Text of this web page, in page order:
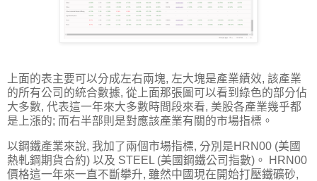
上面的表主要可以分成左右兩塊, 左大塊是產業績效, 該產業
的所有公司的統合數據, 從上面那張圖可以看到綠色的部分佔
大多數, 代表這一年來大多數時間段來看, 美股各產業幾乎都
是上漲的; 而右半部則是對應該產業有關的市場指標。
以鋼鐵產業來說, 我加了兩個市場指標, 分別是HRN00 (美國
熱軋鋼期貨合約) 以及 STEEL (美國鋼鐵公司指數)。 HRN00
價格這一年來一直不斷攀升, 雖然中國現在開始打壓鐵礦砂,